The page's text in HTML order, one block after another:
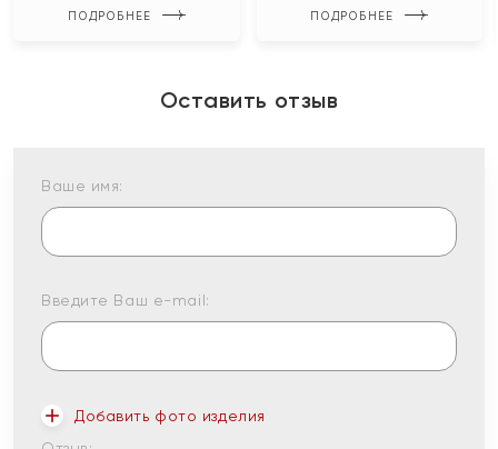
ПОДРОБНЕЕ ПОДРОБНЕЕ
Оставить отзыв
Ваше имя:
Введите Ваш e-mail:
Добавить фото изделия